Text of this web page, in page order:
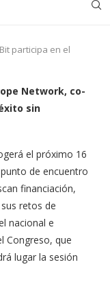
participa en el
Network, co-
sin
el próximo 16
de encuentro
financiación,
retos de
nacional e
Congreso, que
lugar la sesión